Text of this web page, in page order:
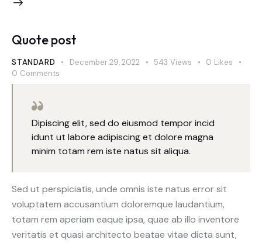
Quote post
STANDARD December 29, 2022 543 Views 0 Likes
0 Comments
Dipiscing elit, sed do eiusmod tempor incid
idunt ut labore adipiscing et dolore magna
minim totam rem iste natus sit aliqua.
Sed ut perspiciatis, unde omnis iste natus error sit
voluptatem accusantium doloremque laudantium,
totam rem aperiam eaque ipsa, quae ab illo inventore
veritatis et quasi architecto beatae vitae dicta sunt,